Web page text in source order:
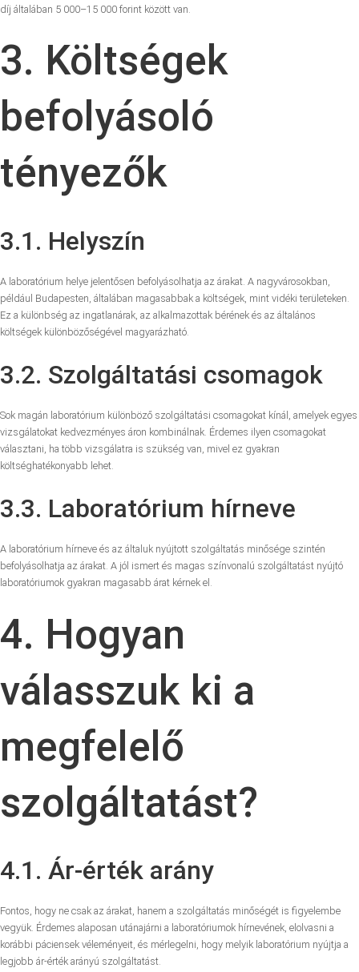
díj általában 5 000–15 000 forint között van.
3. Költségek
befolyásoló
tényezők
3.1. Helyszín
A laboratórium helye jelentősen befolyásolhatja az árakat. A nagyvárosokban,
például Budapesten, általában magasabbak a költségek, mint vidéki területeken.
Ez a különbség az ingatlanárak, az alkalmazottak bérének és az általános
költségek különbözőségével magyarázható.
3.2. Szolgáltatási csomagok
Sok magán laboratórium különböző szolgáltatási csomagokat kínál, amelyek egyes
vizsgálatokat kedvezményes áron kombinálnak. Érdemes ilyen csomagokat
választani, ha több vizsgálatra is szükség van, mivel ez gyakran
költséghatékonyabb lehet.
3.3. Laboratórium hírneve
A laboratórium hírneve és az általuk nyújtott szolgáltatás minősége szintén
befolyásolhatja az árakat. A jól ismert és magas színvonalú szolgáltatást nyújtó
laboratóriumok gyakran magasabb árat kérnek el.
4. Hogyan
válasszuk ki a
megfelelő
szolgáltatást?
4.1. Ár-érték arány
Fontos, hogy ne csak az árakat, hanem a szolgáltatás minőségét is figyelembe
vegyük. Érdemes alaposan utánajárni a laboratóriumok hírnevének, elolvasni a
korábbi páciensek véleményeit, és mérlegelni, hogy melyik laboratórium nyújtja a
legjobb ár-érték arányú szolgáltatást.